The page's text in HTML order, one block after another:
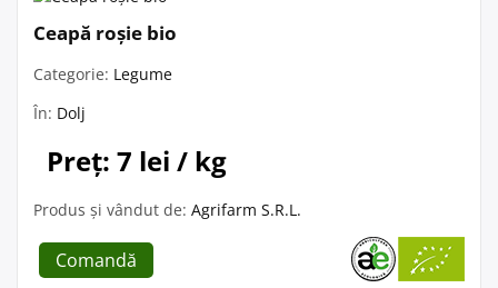
Ceapă roșie bio
Categorie: Legume
În: Dolj
Preț: 7 lei / kg
Produs și vândut de: Agrifarm S.R.L.
Comandă